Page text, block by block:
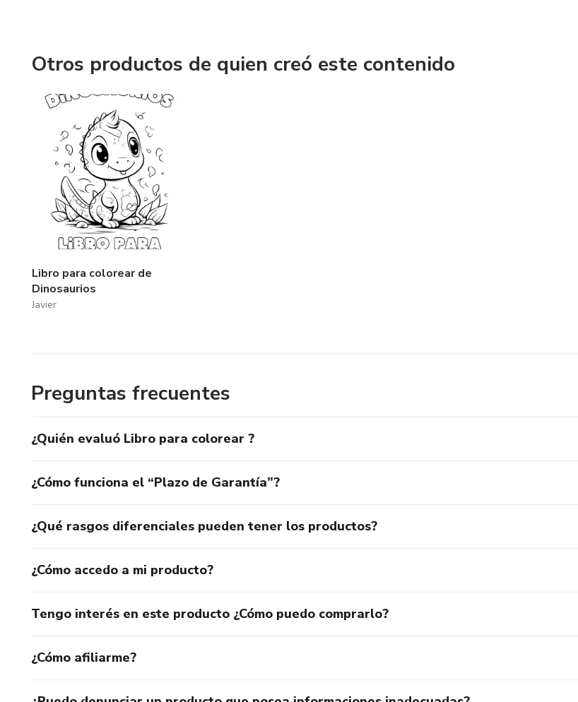
Mi objetivo es transformar tus ideas en diseños que conecten con tu público, resalten la identidad de tu marca y
generen resultados. 🚀
Otros productos de quien creó este contenido
Libro para colorear de
Dinosaurios
Javier
Preguntas frecuentes
¿Quién evaluó Libro para colorear ?
¿Cómo funciona el “Plazo de Garantía”?
¿Qué rasgos diferenciales pueden tener los productos?
¿Cómo accedo a mi producto?
Tengo interés en este producto ¿Cómo puedo comprarlo?
¿Cómo afiliarme?